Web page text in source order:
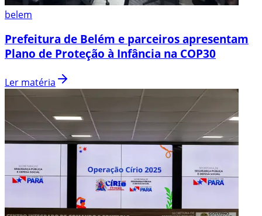
belem
Prefeitura de Belém e parceiros apresentam
Plano de Proteção à Infância na COP30
Ler matéria